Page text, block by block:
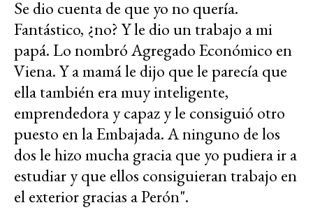
Se dio cuenta de que yo no quería.
Fantástico, ¿no? Y le dio un trabajo a mi
papá. Lo nombró Agregado Económico en
Viena. Y a mamá le dijo que le parecía que
ella también era muy inteligente,
emprendedora y capaz y le consiguió otro
puesto en la Embajada. A ninguno de los
dos le hizo mucha gracia que yo pudiera ir a
estudiar y que ellos consiguieran trabajo en
el exterior gracias a Perón".